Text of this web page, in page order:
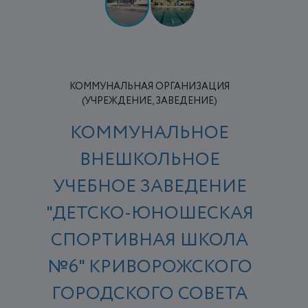
КОММУНАЛЬНАЯ ОРГАНИЗАЦИЯ
(УЧРЕЖДЕНИЕ, ЗАВЕДЕНИЕ)
КОММУНАЛЬНОЕ
ВНЕШКОЛЬНОЕ
УЧЕБНОЕ ЗАВЕДЕНИЕ
"ДЕТСКО-ЮНОШЕСКАЯ
СПОРТИВНАЯ ШКОЛА
№6" КРИВОРОЖСКОГО
ГОРОДСКОГО СОВЕТА